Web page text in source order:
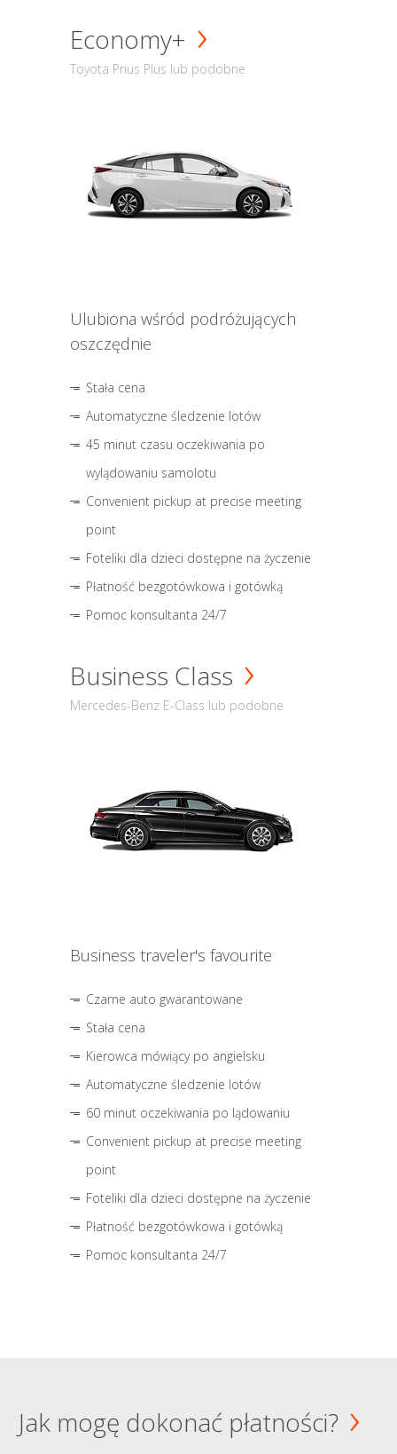
Economy+
Toyota Prius Plus lub podobne
Ulubiona wśród podróżujących
oszczędnie
Stała cena
Automatyczne śledzenie lotów
45 minut czasu oczekiwania po
wylądowaniu samolotu
Convenient pickup at precise meeting
point
Foteliki dla dzieci dostępne na życzenie
Płatność bezgotówkowa i gotówką
Pomoc konsultanta 24/7
Business Class
Mercedes-Benz E-Class lub podobne
Business traveler's favourite
Czarne auto gwarantowane
Stała cena
Kierowca mówiący po angielsku
Automatyczne śledzenie lotów
60 minut oczekiwania po lądowaniu
Convenient pickup at precise meeting
point
Foteliki dla dzieci dostępne na życzenie
Płatność bezgotówkowa i gotówką
Pomoc konsultanta 24/7
Jak mogę dokonać płatności?